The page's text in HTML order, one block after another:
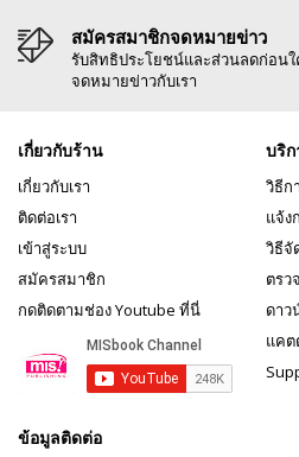
สมัครสมาชิกจดหมายข่าว
รับสิทธิประโยชน์และส่วนลดก่อน
จดหมายข่าวกับเรา
เกี่ยวกับร้าน
เกี่ยวกับเรา
ติดต่อเรา
เข้าสู่ระบบ
สมัครสมาชิก
กดติดตามช่อง Youtube ที่นี่
บริ
วิธีก
แจ้ง
วิธีจั
ตรว
ดาว
แคต
ข้อมูลติดต่อ